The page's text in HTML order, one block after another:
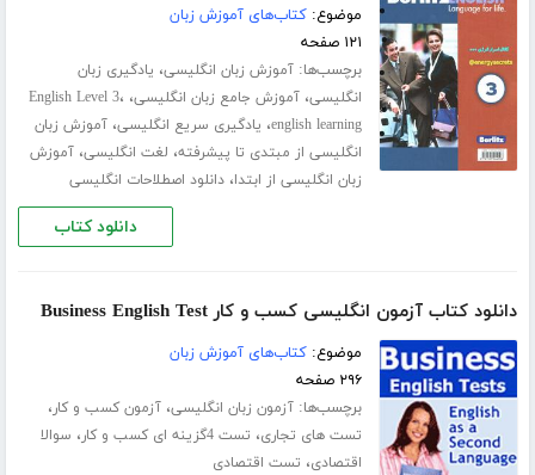
موضوع:کتاب‌های آموزش زبان
۱۲۱ صفحه
برچسب‌ها:آموزش زبان انگلیسی، یادگیری زبان
انگلیسی،آموزش جامع زبان انگلیسی، English Level 3،
english learning، یادگیری سریع انگلیسی،آموزش زبان
انگلیسی از مبتدی تا پیشرفته، لغت انگلیسی،آموزش
زبان انگلیسی از ابتدا،دانلود اصطلاحات انگلیسی
دانلود کتاب
دانلود کتاب آزمون انگلیسی کسب و کار Business English Test
موضوع:کتاب‌های آموزش زبان
۲۹۶ صفحه
برچسب‌ها:آزمون زبان انگلیسی،آزمون کسب و کار،
تست های تجاری، تست 4گزینه ای کسب و کار ، سوالا
اقتصادی، تست اقتصادی